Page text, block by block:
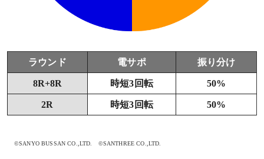
ラウンド 電サポ 振り分け
8R+8R 時短3回転 50%
2R 時短3回転 50%
©SANYO BUSSAN CO.,LTD. ©SANTHREE CO.,LTD.